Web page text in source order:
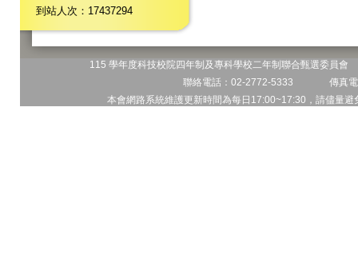
到站人次：17437294
115 學年度科技校院四年制及專科學校二年制聯合甄選委員
聯絡電話：02-2772-5333 傳真
本會網路系統維護更新時間為每日17:00~17:30，請儘量